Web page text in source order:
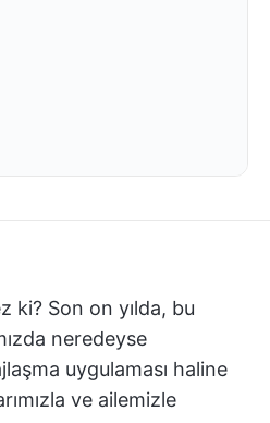
ki? Son on yılda, bu
neredeyse
uygulaması haline
ve ailemizle